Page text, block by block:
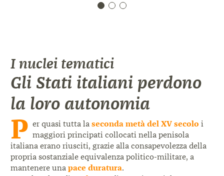
I nuclei tematici
Gli Stati italiani perdono
la loro autonomia
P er quasi tutta laseconda metà del XV secolo i
maggiori principati collocati nella penisola
italiana erano riusciti, grazie alla consapevolezza della
propria sostanziale equivalenza politico-militare, a
mantenere una pace duratura.